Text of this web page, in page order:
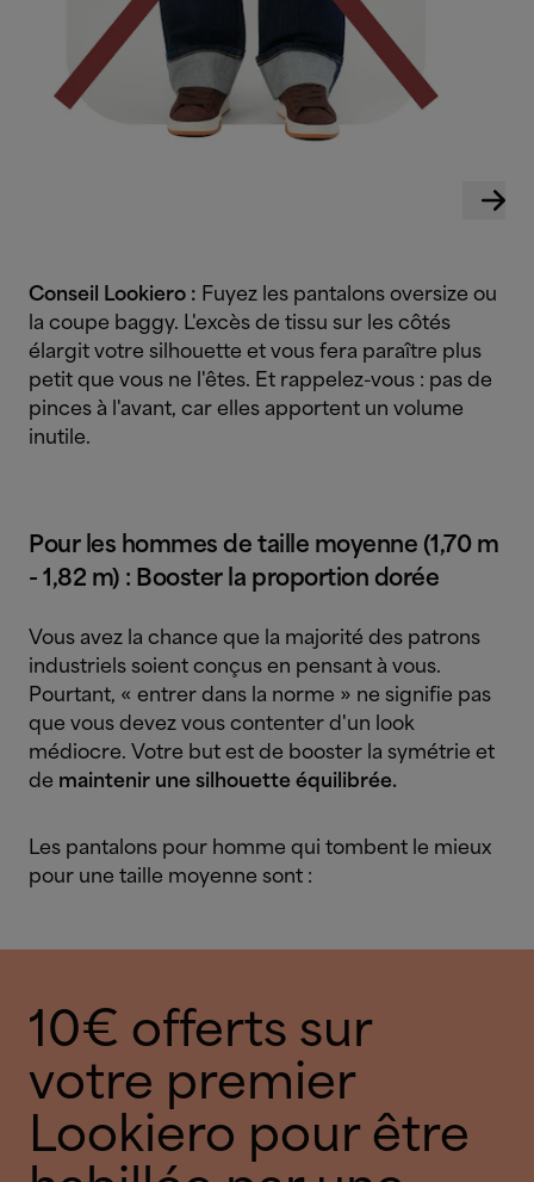
Conseil Lookiero : Fuyez les pantalons oversize ou
la coupe baggy. L'excès de tissu sur les côtés
élargit votre silhouette et vous fera paraître plus
petit que vous ne l'êtes. Et rappelez-vous : pas de
pinces à l'avant, car elles apportent un volume
inutile.
Pour les hommes de taille moyenne (1,70 m
- 1,82 m) : Booster la proportion dorée
Vous avez la chance que la majorité des patrons
industriels soient conçus en pensant à vous.
Pourtant, « entrer dans la norme » ne signifie pas
que vous devez vous contenter d'un look
médiocre. Votre but est de booster la symétrie et
de maintenir une silhouette équilibrée.
Les pantalons pour homme qui tombent le mieux
pour une taille moyenne sont :
10€ offerts sur
votre premier
Lookiero pour être